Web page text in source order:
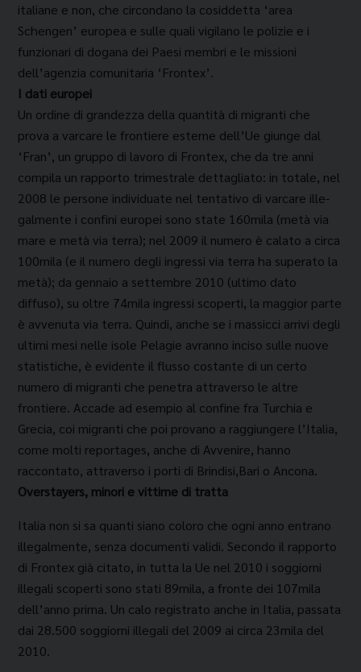
italiane e non, che circondano la co­siddetta ‘area
Schengen’ europea e sulle quali vigi­lano le polizie e i
funzionari di dogana dei Paesi membri e le missioni
dell’agenzia comunitaria ‘Frontex’.
I dati europei
Un ordine di grandezza della quantità di migranti che
prova a varcare le frontie­re esterne dell’Ue giunge dal
‘Fran’, un gruppo di lavoro di Frontex, che da tre anni
compila un rap­porto trimestrale dettagliato: in totale, nel
2008 le persone individuate nel tentativo di varcare ille­
galmente i confini europei sono state 160mila (metà via
mare e metà via terra); nel 2009 il nume­ro è calato a circa
100mila (e il numero degli in­gressi via terra ha superato la
metà); da gennaio a settembre 2010 (ultimo dato
diffuso), su oltre 74mila ingressi scoperti, la maggior parte
è avve­nuta via terra. Quindi, anche se i massicci arrivi degli
ultimi mesi nelle isole Pelagie avranno inciso sulle nuove
statistiche, è evidente il flusso costante di un certo
numero di migranti che penetra attra­verso le altre
frontiere. Accade ad esempio al con­fine fra Turchia e
Grecia, coi migranti che poi pro­vano a raggiungere l’Italia,
come molti reportages, anche di Avvenire, hanno
raccontato, attraverso i porti di Brindisi,Bari o Ancona.
Overstayers, minori e vittime di tratta
Ita­lia non si sa quanti siano coloro che ogni anno en­trano
illegalmente, senza documenti validi. Se­condo il rapporto
di Frontex già citato, in tutta la Ue nel 2010 i soggiorni
illegali scoperti sono stati 89mila, a fronte dei 107mila
dell’anno prima. Un calo registrato anche in Italia, passata
dai 28.500 soggiorni illegali del 2009 ai circa 23mila del
2010.